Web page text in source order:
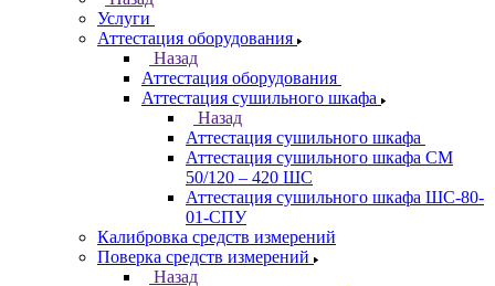
Услуги
Аттестация оборудования
Назад
Аттестация оборудования
Аттестация сушильного шкафа
Назад
Аттестация сушильного шкафа
Аттестация сушильного шкафа СМ
50/120 – 420 ШС
Аттестация сушильного шкафа ШС-80-
01-СПУ
Калибровка средств измерений
Поверка средств измерений
Назад